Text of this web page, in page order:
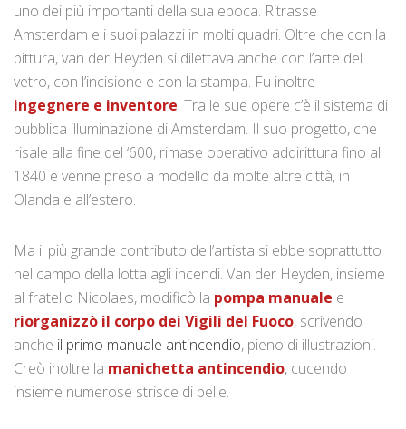
uno dei più importanti della sua epoca. Ritrasse
Amsterdam e i suoi palazzi in molti quadri. Oltre che con la
pittura, van der Heyden si dilettava anche con l’arte del
vetro, con l’incisione e con la stampa. Fu inoltre
ingegnere e inventore. Tra le sue opere c’è il sistema di
pubblica illuminazione di Amsterdam. Il suo progetto, che
risale alla fine del ‘600, rimase operativo addirittura fino al
1840 e venne preso a modello da molte altre città, in
Olanda e all’estero.
Ma il più grande contributo dell’artista si ebbe soprattutto
nel campo della lotta agli incendi. Van der Heyden, insieme
al fratello Nicolaes, modificò la pompa manuale e
riorganizzò il corpo dei Vigili del Fuoco, scrivendo
anche il primo manuale antincendio, pieno di illustrazioni.
Creò inoltre la manichetta antincendio, cucendo
insieme numerose strisce di pelle.